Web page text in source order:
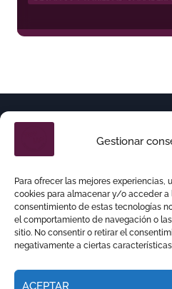
Gestionar
Para ofrecer las mejores
cookies para almacenar y/o acceder
consentimiento de estas tecnologías
el comportamiento de navegación o
sitio. No consentir o retirar el
negativamente a ciertas
ACEPTAR